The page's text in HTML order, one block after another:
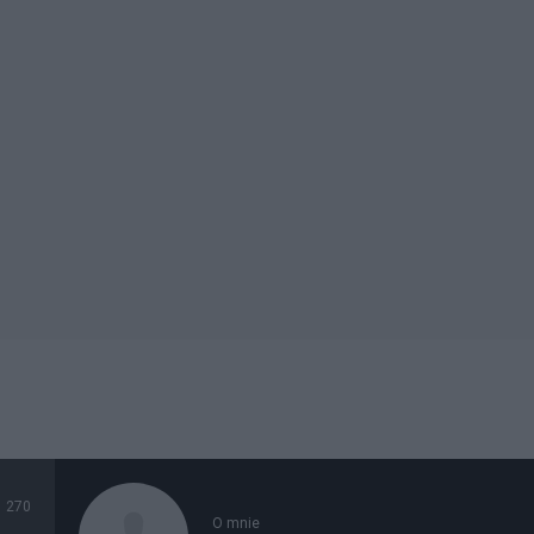
270
O mnie